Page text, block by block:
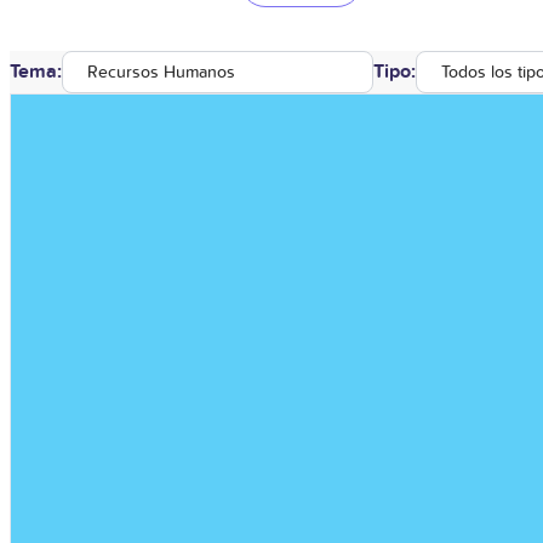
Tema: Recursos Humanos Tipo: Todos los